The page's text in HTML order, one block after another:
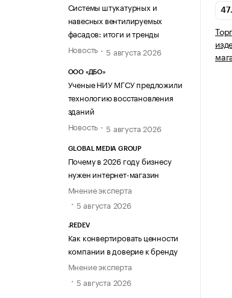
Системы штукатурных и
навесных вентилируемых
фасадов: итоги и тренды
Новость
5 августа 2026
ООО «ДБО»
Ученые НИУ МГСУ предложили
технологию восстановления
зданий
Новость
5 августа 2026
GLOBAL MEDIA GROUP
Почему в 2026 году бизнесу
нужен интернет-магазин
Мнение эксперта
5 августа 2026
.REDEV
Как конвертировать ценности
компании в доверие к бренду
Мнение эксперта
5 августа 2026